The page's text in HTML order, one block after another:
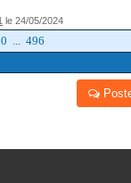
le 24/05/2024
... 496